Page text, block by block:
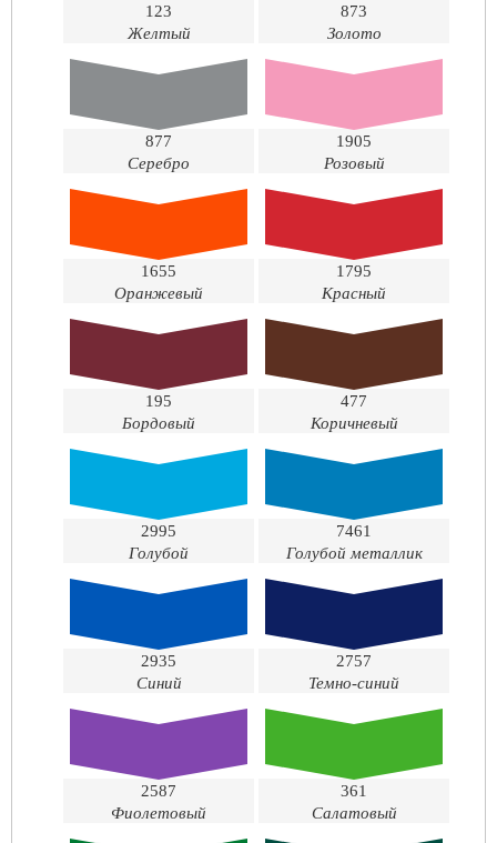
123
Желтый
873
Золото
877
Серебро
1905
Розовый
1655
Оранжевый
1795
Красный
195
Бордовый
477
Коричневый
2995
Голубой
7461
Голубой металлик
2935
Синий
2757
Темно-синий
2587
Фиолетовый
361
Салатовый